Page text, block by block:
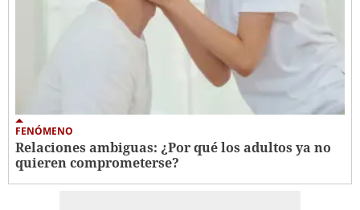
FENÓMENO
Relaciones ambiguas: ¿Por qué los adultos ya no
quieren comprometerse?